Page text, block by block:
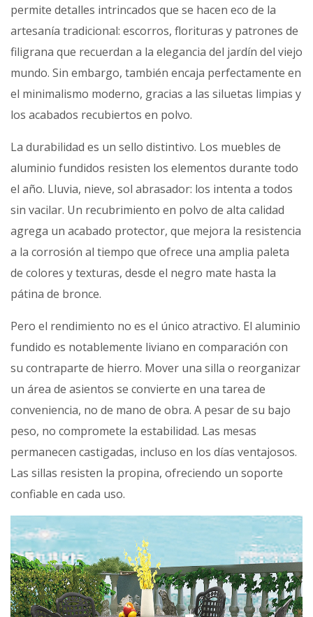
permite detalles intrincados que se hacen eco de la
artesanía tradicional: escorros, florituras y patrones de
filigrana que recuerdan a la elegancia del jardín del viejo
mundo. Sin embargo, también encaja perfectamente en
el minimalismo moderno, gracias a las siluetas limpias y
los acabados recubiertos en polvo.
La durabilidad es un sello distintivo. Los muebles de
aluminio fundidos resisten los elementos durante todo
el año. Lluvia, nieve, sol abrasador: los intenta a todos
sin vacilar. Un recubrimiento en polvo de alta calidad
agrega un acabado protector, que mejora la resistencia
a la corrosión al tiempo que ofrece una amplia paleta
de colores y texturas, desde el negro mate hasta la
pátina de bronce.
Pero el rendimiento no es el único atractivo. El aluminio
fundido es notablemente liviano en comparación con
su contraparte de hierro. Mover una silla o reorganizar
un área de asientos se convierte en una tarea de
conveniencia, no de mano de obra. A pesar de su bajo
peso, no compromete la estabilidad. Las mesas
permanecen castigadas, incluso en los días ventajosos.
Las sillas resisten la propina, ofreciendo un soporte
confiable en cada uso.